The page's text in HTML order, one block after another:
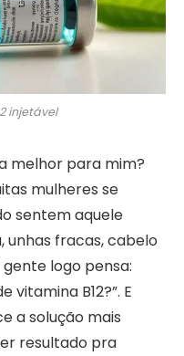
injetável
melhor para mim?
mulheres se
sentem aquele
unhas fracas, cabelo
logo pensa:
vitamina B12?”. E
a solução mais
resultado pra